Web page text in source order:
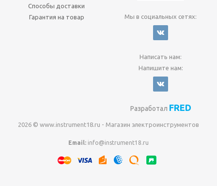
Способы доставки
Гарантия на товар
Мы в социальных сетях:
Написать нам:
Напишите нам:
Разработал FRED
2026 © www.instrument18.ru - Магазин электроинструментов
Email: info@instrument18.ru